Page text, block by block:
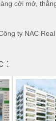
cởi mở,
ty NAC
: